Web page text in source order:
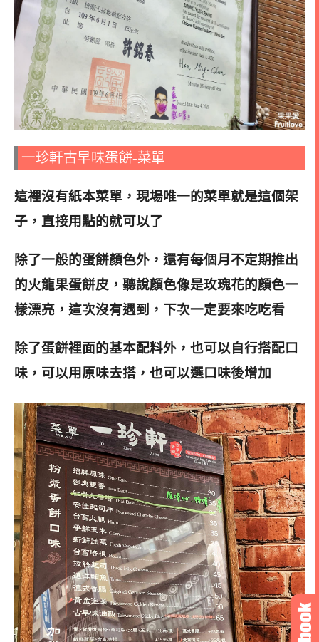
一珍軒古早味蛋餅-菜單
這裡沒有紙本菜單 ，現場唯一的菜單就是這個架
子，直接用點的就可以了
除了一般的蛋餅顏色外，還有每個月不定期推出
的火龍果蛋餅皮，聽說顏色像是玫瑰花的顏色一
樣漂亮，這次沒有遇到，下次一定要來吃吃看
除了蛋餅裡面的基本配料外 ，也可以自行搭配口
味，可以用原味去搭，也可以選口味後增加